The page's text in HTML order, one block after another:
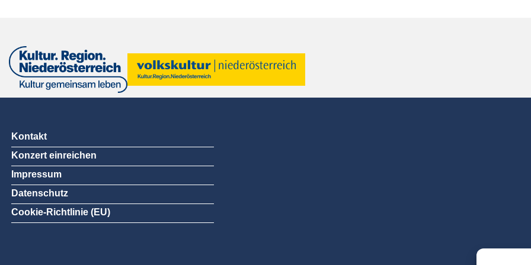
Kontakt
Konzert einreichen
Impressum
Datenschutz
Cookie-Richtlinie (EU)